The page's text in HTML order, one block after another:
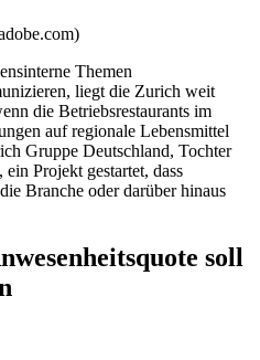
Themen
liegt die Zurich weit
die Betriebsrestaurants im
auf regionale Lebensmittel
Gruppe Deutschland, Tochter
Projekt gestartet, dass
Branche oder darüber hinaus
soll